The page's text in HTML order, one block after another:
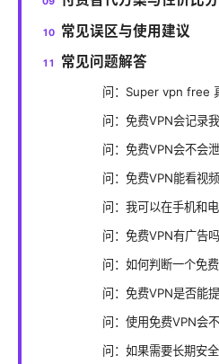
常见误区与使用建议
常见问题解答
问：Super vpn free
问：免费VPN会记录
问：免费VPN会不会
问：免费VPN能看视频
问：我可以在手机和
问：免费VPN有广告吗
问：如何判断一个免
问：免费VPN是否能
问：使用免费VPN会
问：如果需要长期安